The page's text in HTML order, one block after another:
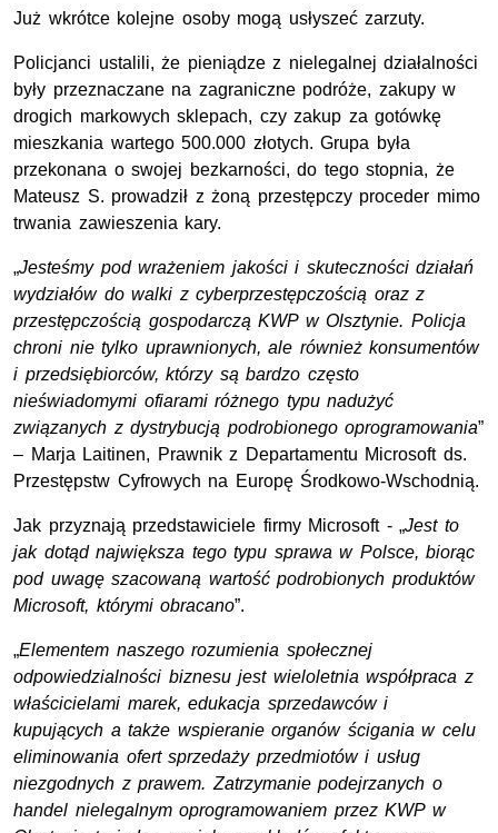
Już wkrótce kolejne osoby mogą usłyszeć zarzuty.
Policjanci ustalili, że pieniądze z nielegalnej działalności
były przeznaczane na zagraniczne podróże, zakupy w
drogich markowych sklepach, czy zakup za gotówkę
mieszkania wartego 500.000 złotych. Grupa była
przekonana o swojej bezkarności, do tego stopnia, że
Mateusz S. prowadził z żoną przestępczy proceder mimo
trwania zawieszenia kary.
„Jesteśmy pod wrażeniem jakości i skuteczności działań
wydziałów do walki z cyberprzestępczością oraz z
przestępczością gospodarczą KWP w Olsztynie. Policja
chroni nie tylko uprawnionych, ale również konsumentów
i przedsiębiorców, którzy są bardzo często
nieświadomymi ofiarami różnego typu nadużyć
związanych z dystrybucją podrobionego oprogramowania”
– Marja Laitinen, Prawnik z Departamentu Microsoft ds.
Przestępstw Cyfrowych na Europę Środkowo-Wschodnią.
Jak przyznają przedstawiciele firmy Microsoft - „Jest to
jak dotąd największa tego typu sprawa w Polsce, biorąc
pod uwagę szacowaną wartość podrobionych produktów
Microsoft, którymi obracano”.
„Elementem naszego rozumienia społecznej
odpowiedzialności biznesu jest wieloletnia współpraca z
właścicielami marek, edukacja sprzedawców i
kupujących a także wspieranie organów ścigania w celu
eliminowania ofert sprzedaży przedmiotów i usług
niezgodnych z prawem. Zatrzymanie podejrzanych o
handel nielegalnym oprogramowaniem przez KWP w